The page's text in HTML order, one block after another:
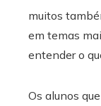
muitos
em temas
entender o
Os alunos